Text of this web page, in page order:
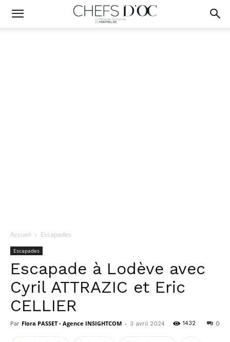
Accueil Escapades
Escapades
Escapade à Lodève avec
Cyril ATTRAZIC et Eric
CELLIER
Par Flora PASSET - Agence INSIGHTCOM - 3 avril 2024 0
1432